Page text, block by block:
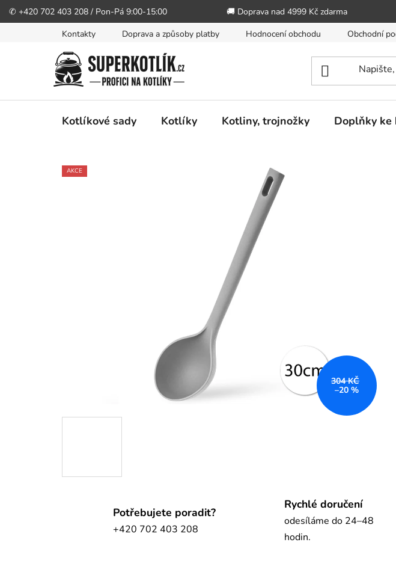
✆ +420 702 403 208 / Pon-Pá 9:00-15:00 🚚 Doprava nad 4999 Kč zdarma
Kontakty Doprava a způsoby platby Hodnocení obchodu Obchodní
Kotlíkové sady Kotlíky Kotliny, trojnožky Doplňky
AKCE
304 KČ
–20 %
Potřebujete poradit?
+420 702 403 208
Rychlé doručení
odesíláme do 24–48
hodin.